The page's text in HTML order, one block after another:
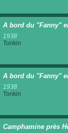
A bord du "Fanny"
1938
Tonkin
A bord du "Fanny"
1938
Tonkin
Camphamine près